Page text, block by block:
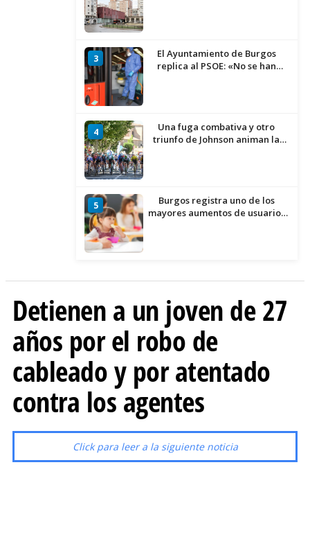
3
El Ayuntamiento de Burgos
replica al PSOE: «No se han
4
Una fuga combativa y otro
triunfo de Johnson animan la
5
Burgos registra uno de los
mayores aumentos de usuarios
Detienen a un joven de 27
años por el robo de
cableado y por atentado
contra los agentes
Click para leer a la siguiente noticia